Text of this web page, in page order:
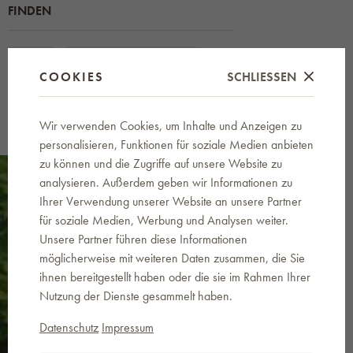
FINDEN
News an Ihre E-Mail
werden Sie über Neuigkeiten und
COOKIES SCHLIESSEN
Wir verwenden Cookies, um Inhalte und Anzeigen zu
personalisieren, Funktionen für soziale Medien anbieten
zu können und die Zugriffe auf unsere Website zu
analysieren. Außerdem geben wir Informationen zu
Ihrer Verwendung unserer Website an unsere Partner
für soziale Medien, Werbung und Analysen weiter.
Unsere Partner führen diese Informationen
möglicherweise mit weiteren Daten zusammen, die Sie
ihnen bereitgestellt haben oder die sie im Rahmen Ihrer
Nutzung der Dienste gesammelt haben.
Datenschutz Impressum